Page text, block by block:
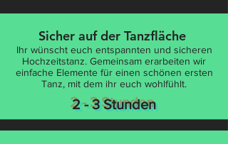
Sicher auf der Tanzfläche
Ihr wünscht euch entspannten und sicheren
Hochzeitstanz. Gemeinsam erarbeiten wir
einfache Elemente für einen schönen ersten
Tanz, mit dem ihr euch wohlfühlt.
2 - 3 Stunden